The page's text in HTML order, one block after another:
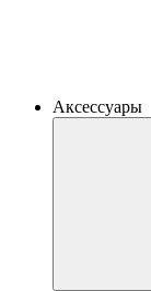
Аксессуары